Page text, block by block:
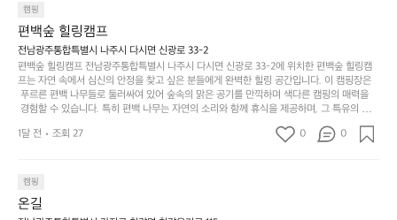
튼
을
조
용
히
이
의
아
주
미
럽
게
이
어
주
리
를
잡
았
는
을 창출하는 시간이 될 것입니다. 특히 식사를 좋아하는 분들에게는 매주 특별한 바비큐 파
티와 지역에서 나는 신선한 재료로 만든 다양한 요리를 제공하여 미각을 만족시켜 줍니다.
장성레이크 글램핑은 그 아름다운 경관과 최고 품질의 시설 덕분에 최근 몇 년 사이에 특히
주목받고 있는 캠핑장 중 하나입니다. 주말이면 방문객이 가득해 예약이 빠르게 차는 만큼
미리 일정을 계획하시는 것이 좋습니다. 나만의 프라이빗한 공간에서 가족 및 사랑하는 사
람들과 함께하세요. 당신의 대자연 속 힐링을 기다리는 장성레이크 글램핑은 언젠가 반드시
방문해봐야 할 명소로 자리매김하였습니다. 인기 정도: ★★★★★
캠핑
편백숲 힐링캠프
전남광주통합특별시 나주시 다시면 신광로 33-2
편백숲 힐링캠프 전남광주통합특별시 나주시 다시면 신광로 33-2에 위치한 편백숲 힐링캠
프는 자연 속에서 심신의 안정을 찾고 싶은 분들에게 완벽한 힐링 공간입니다. 이 캠핑장은
푸르른 편백 나무들로 둘러싸여 있어 숲속의 맑은 공기를 만끽하며 색다른 캠핑의 매력을
경험할 수 있습니다. 특히 편백 나무는 자연의 소리와 함께 휴식을 제공하며, 그 특유의 아로
마향이 심리적 안정감을 가져다줍니다. 이곳에서 아침 햇살을 맞으며 조용한 숲속에서의 커
피 한 잔은 그 어떤 도시의 카페에서 느끼기 힘든 특별함을 선사합니다. 편백숲 힐링캠프는
즐길 수 있는 기회도 많은데, 자전거를 타거나 숲속을 거닐며 다양한 생태계를 체험해보는
것도 일상의 스트레스를 잊게 해줍니다. 또한, 캠프파이어를 즐기며 별빛 아래서 시간을 보
내는 것은 일상에서 벗어나 새로운 여유를 찾는 방법입니다. 운영자는 항상 방문객의 편안함
1달 전 조회 27 0 0
캠핑
온길